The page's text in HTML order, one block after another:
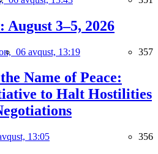
August 3–5, 2026
06 avqust, 13:19 357
Name of Peace:
to Halt Hostilities
13:05 356